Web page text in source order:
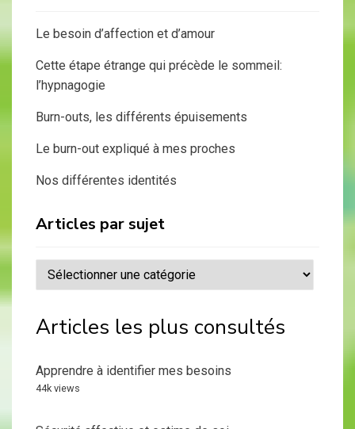
Le besoin d’affection et d’amour
Cette étape étrange qui précède le sommeil:
l’hypnagogie
Burn-outs, les différents épuisements
Le burn-out expliqué à mes proches
Nos différentes identités
Articles par sujet
Articles
par
Articles les plus consultés
Apprendre à identifier mes besoins
44k views